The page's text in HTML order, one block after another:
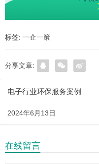
标签: 一企一策
分享文章:
电子行业环保服务案例
2024年6月13日
在线留言